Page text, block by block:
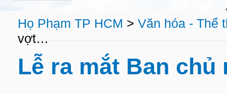
Họ Phạm TP HCM > Văn hóa - Thể
vợt…
Lễ ra mắt Ban